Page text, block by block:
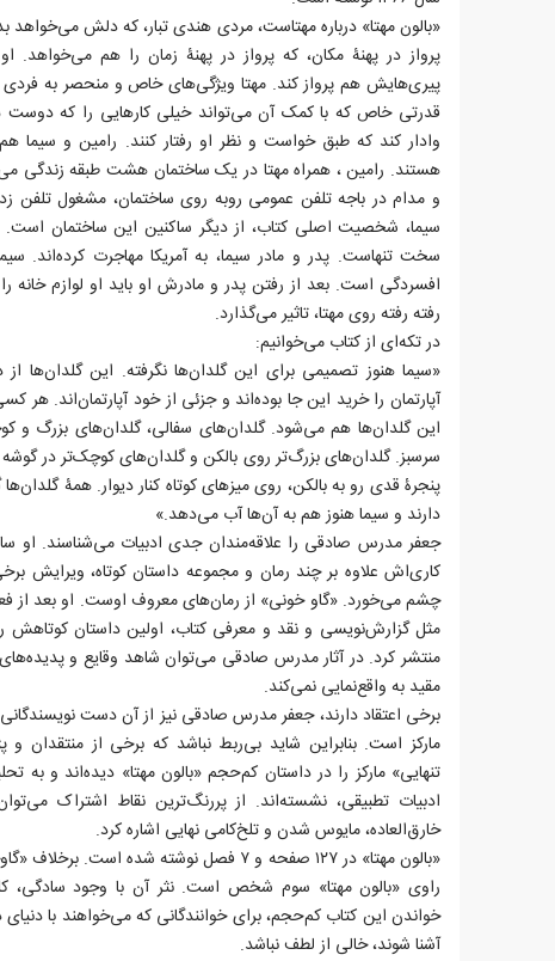
«بالون مهتا»‌ درباره مهتاست، مردی هندی تبار، که دلش می‌خواهد
پرواز در پهنۀ مکان، که پرواز در پهنۀ زمان را هم
پیری‌هایش هم پرواز کند. مهتا ویژگی‌های خاص و منحصر به فردی
قدرتی خاص که با کمک آن می‌تواند خیلی کارهایی را که دوست
وادار کند که طبق خواست و نظر او رفتار کنند. رامین و
هستند. رامین ، همراه مهتا در یک ساختمان هشت طبقه زندگی
و مدام در باجه تلفن عمومی روبه روی ساختمان، مشغول
سیما، شخصیت اصلی کتاب، از دیگر ساکنین این ساختمان
سخت تنهاست. پدر و مادر سیما، به آمریکا مهاجرت کرده‌اند.
افسردگی است. بعد از رفتن پدر و مادرش او باید او لوازم خانه
رفته رفته روی مهتا، تاثیر می‌گذارد.
در تکه‌ای از کتاب می‌خوانیم:
«سیما هنوز تصمیمی برای این گلدان‌ها نگرفته. این گلدان‌ها
آپارتمان را خرید این جا بوده‌اند و جزئی از خود آپارتمان‌اند. هر
این گلدان‌ها هم می‌شود. گلدان‌های سفالی، گلدان‌های بزرگ و
سرسبز. گلدان‌های بزرگ‌تر روی بالکن و گلدان‌های کوچک‌تر در گوشه
پنجرۀ قدی رو به بالکن، روی میزهای کوتاه کنار دیوار. همۀ
دارند و سیما هنوز هم به آن‌ها آب می‌دهد.»
جعفر مدرس صادقی را علاقه‌مندان جدی ادبیات می‌شناسند. او
کاری‌اش علاوه بر چند رمان و مجموعه داستان کوتاه، ویرایش
چشم می‌خورد. «گاو خونی» از رمان‌های معروف اوست. او بعد از
منتشر کرد. در آثار مدرس صادقی می‌توان شاهد وقایع و
مقید به واقع‌نمایی نمی‌کند.
برخی اعتقاد دارند، جعفر مدرس صادقی نیز از آن دست
مارکز است. بنابراین شاید بی‌ربط نباشد که برخی از منتقدان
تنهایی»‌ مارکز را در داستان کم‌حجم «بالون مهتا» دیده‌اند و به
ادبیات تطبیقی، نشسته‌اند. از پررنگ‌ترین نقاط اشتراک
خارق‌العاده، مایوس شدن و تلخ‌کامی نهایی اشاره کرد.
«بالون مهتا»‌ در ۱۲۷ صفحه و ۷ فصل نوشته شده
راوی «بالون مهتا» سوم شخص است. نثر آن با وجود سادگی،
خواندن این کتاب کم‌حجم، برای خوانندگانی که می‌خواهند با دنیای
آشنا شوند، خالی از لطف نباشد.